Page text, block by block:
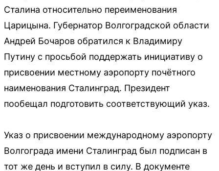
Сталина относительно переименования
Царицына. Губернатор Волгоградской области
Андрей Бочаров обратился к Владимиру
Путину с просьбой поддержать инициативу о
присвоении местному аэропорту почётного
наименования Сталинград. Президент
пообещал подготовить соответствующий указ.
Указ о присвоении международному аэропорту
Волгограда имени Сталинград был подписан в
тот же день и вступил в силу. В документе